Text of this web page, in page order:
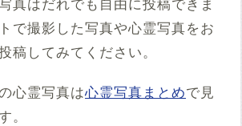
www.google.com/maps/embed?
height="450" frameborder="0"
真はだれでも自由に投稿できま
で撮影した写真や心霊写真をお
稿してみてください。
心霊写真は心霊写真まとめで見
。